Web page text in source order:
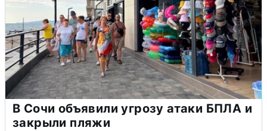
В Сочи объявили угрозу атаки БПЛА и
закрыли пляжи